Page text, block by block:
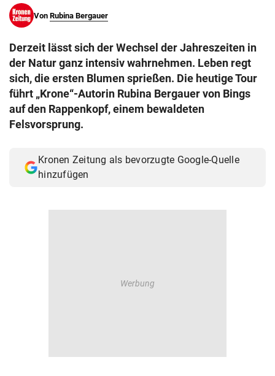
search
eingeben
© Krone Multimedia GmbH & Co KG 2026
Muthgasse 2, 1190 Wien
Von Rubina Bergauer
Derzeit lässt sich der Wechsel der Jahreszeiten in
der Natur ganz intensiv wahrnehmen. Leben regt
sich, die ersten Blumen sprießen. Die heutige Tour
führt „Krone“-Autorin Rubina Bergauer von Bings
auf den Rappenkopf, einem bewaldeten
Felsvorsprung.
Kronen Zeitung als bevorzugte Google-Quelle
hinzufügen